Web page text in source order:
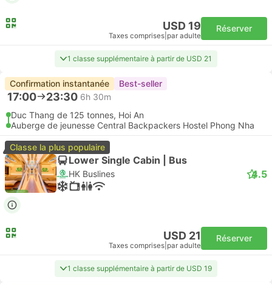
USD 19
Taxes comprises par adulte
Réserver
1 classe supplémentaire à partir de USD 21
Confirmation instantanée Best-seller
17:00 23:30 6h 30m
Duc Thang de 125 tonnes, Hoi An
Auberge de jeunesse Central Backpackers Hostel Phong Nha
Classe la plus populaire
Lower Single Cabin | Bus
HK Buslines 4.5
USD 21
Taxes comprises par adulte
Réserver
1 classe supplémentaire à partir de USD 19